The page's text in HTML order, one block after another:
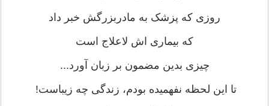
روزی که پزشک به مادربزرگش خبر داد
که بیماری اش لاعلاج است
چیزی بدین مضمون بر زبان آورد‌‌...
تا این لحظه نفهمیده بودم، زندگی چه زیباست!